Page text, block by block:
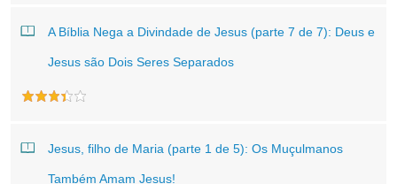
A Bíblia Nega a Divindade de Jesus (parte 7 de 7): Deus e
Jesus são Dois Seres Separados
Jesus, filho de Maria (parte 1 de 5): Os Muçulmanos
Também Amam Jesus!